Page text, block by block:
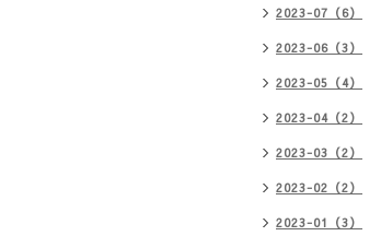
2023-07（6）
2023-06（3）
2023-05（4）
2023-04（2）
2023-03（2）
2023-02（2）
2023-01（3）